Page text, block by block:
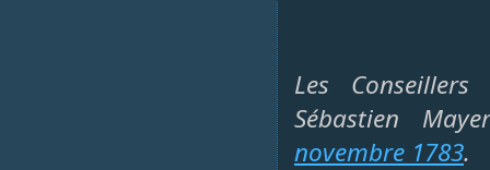
Les
Sébastien
novembre 1783.